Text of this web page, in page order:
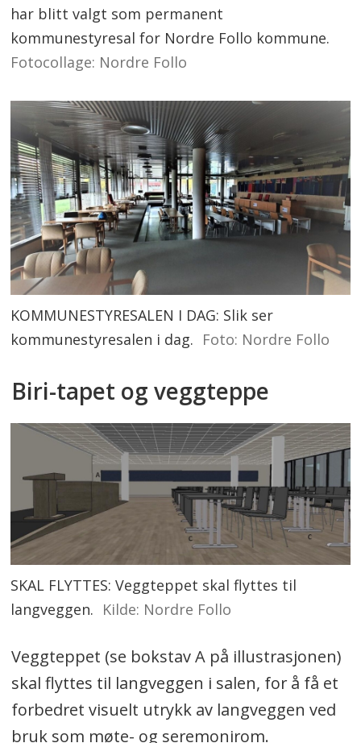
har blitt valgt som permanent
kommunestyresal for Nordre Follo kommune.
Fotocollage: Nordre Follo
KOMMUNESTYRESALEN I DAG: Slik ser
kommunestyresalen i dag. Foto: Nordre Follo
Biri-tapet og veggteppe
SKAL FLYTTES: Veggteppet skal flyttes til
langveggen. Kilde: Nordre Follo
Veggteppet (se bokstav A på illustrasjonen)
skal flyttes til langveggen i salen, for å få et
forbedret visuelt utrykk av langveggen ved
bruk som møte- og seremonirom.